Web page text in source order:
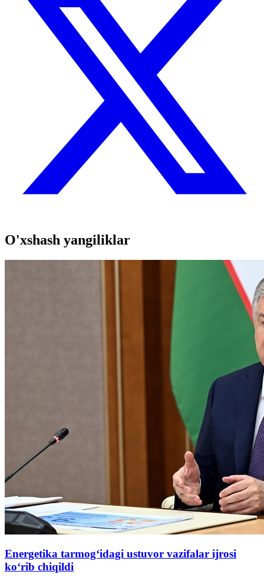
O'xshash yangiliklar
Energetika tarmogʻidagi ustuvor vazifalar ijrosi
koʻrib chiqildi